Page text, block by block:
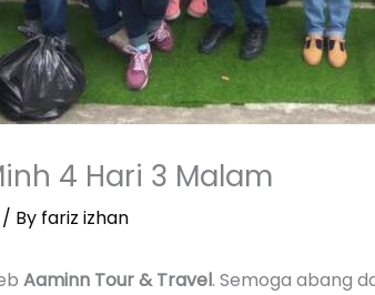
4 Hari 3 Malam
By fariz izhan
Aaminn Tour & Travel. Semoga abang